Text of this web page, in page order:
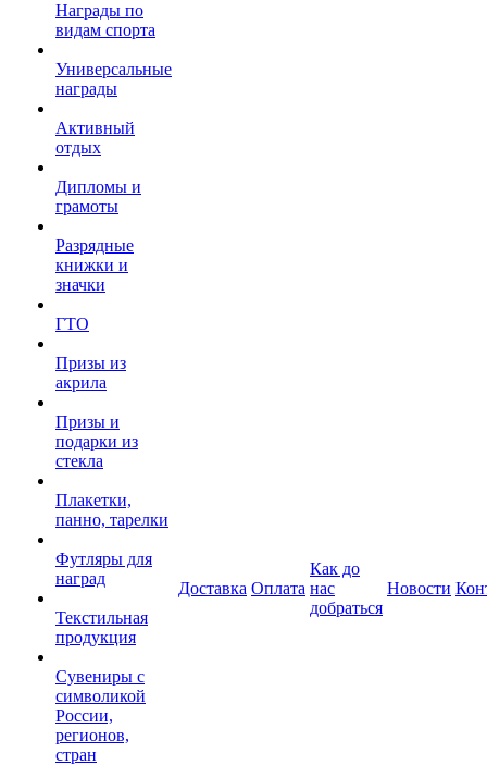
Награды по
видам спорта
Универсальные
награды
Активный
отдых
Дипломы и
грамоты
Разрядные
книжки и
значки
ГТО
Призы из
акрила
Призы и
подарки из
стекла
Плакетки,
панно, тарелки
Футляры для
наград
Текстильная
продукция
Сувениры с
символикой
России,
регионов,
стран
Доставка Оплата
Как до
нас
добраться
Новости